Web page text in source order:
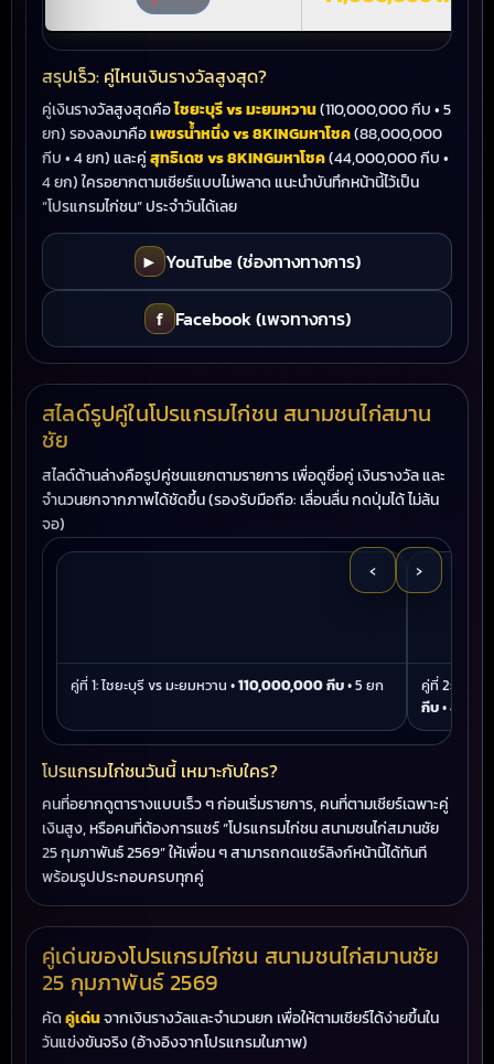
สรุปเร็ว: คู่ไหนเงินรางวัลสูงสุด?
คู่เงินรางวัลสูงสุดคือไชยะบุรี vs มะยมหวาน(110,000,000 กีบ • 5
ยก) รองลงมาคือเพชรน้ำหนึ่ง vs 8KINGมหาโชค(88,000,000
กีบ • 4 ยก) และคู่สุทธิเดช vs 8KINGมหาโชค(44,000,000 กีบ •
4 ยก) ใครอยากตามเชียร์แบบไม่พลาด แนะนำบันทึกหน้านี้ไว้เป็น
“โปรแกรมไก่ชน” ประจำวันได้เลย
▶ YouTube (ช่องทางทางการ)
f Facebook (เพจทางการ)
สไลด์รูปคู่ในโปรแกรมไก่ชน สนามชนไก่สมาน
ชัย
สไลด์ด้านล่างคือรูปคู่ชนแยกตามรายการ เพื่อดูชื่อคู่ เงินรางวัล และ
จำนวนยกจากภาพได้ชัดขึ้น (รองรับมือถือ: เลื่อนลื่น กดปุ่มได้ ไม่ล้น
จอ)
‹ ›
คู่ที่ 1: ไชยะบุรี vs มะยมหวาน •110,000,000 กีบ• 5 ยก
คู่ที่ 2: เพชร
กีบ• 4 ยก
โปรแกรมไก่ชนวันนี้ เหมาะกับใคร?
คนที่อยากดูตารางแบบเร็ว ๆ ก่อนเริ่มรายการ, คนที่ตามเชียร์เฉพาะคู่
เงินสูง, หรือคนที่ต้องการแชร์ “โปรแกรมไก่ชน สนามชนไก่สมานชัย
25 กุมภาพันธ์ 2569” ให้เพื่อน ๆ สามารถกดแชร์ลิงก์หน้านี้ได้ทันที
พร้อมรูปประกอบครบทุกคู่
คู่เด่นของโปรแกรมไก่ชน สนามชนไก่สมานชัย
25 กุมภาพันธ์ 2569
คัดคู่เด่นจากเงินรางวัลและจำนวนยก เพื่อให้ตามเชียร์ได้ง่ายขึ้นใน
วันแข่งขันจริง (อ้างอิงจากโปรแกรมในภาพ)